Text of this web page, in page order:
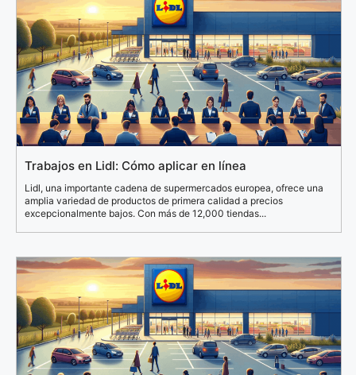
Trabajos en Lidl: Cómo aplicar en línea
Lidl, una importante cadena de supermercados europea, ofrece una
amplia variedad de productos de primera calidad a precios
excepcionalmente bajos. Con más de 12,000 tiendas...